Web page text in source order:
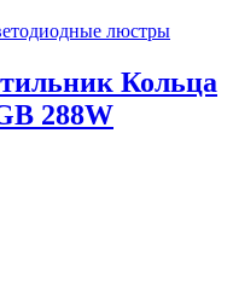
люстры
Кольца
288W